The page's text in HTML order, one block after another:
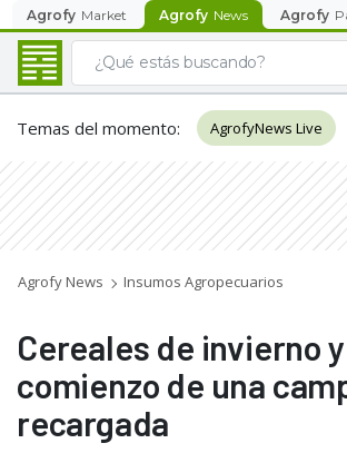
Agrofy Market Agrofy News Agrofy
Temas del momento: AgrofyNews Live
Agrofy News Insumos Agropecuarios
Cereales de invierno
comienzo de una
recargada